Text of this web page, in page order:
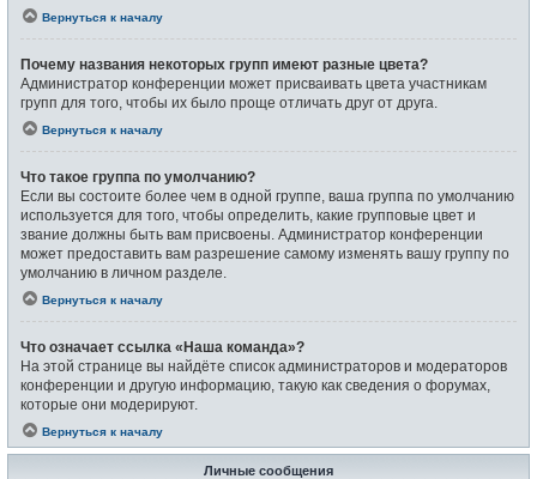
Вернуться к началу
Почему названия некоторых групп имеют разные цвета?
Администратор конференции может присваивать цвета участникам
групп для того, чтобы их было проще отличать друг от друга.
Вернуться к началу
Что такое группа по умолчанию?
Если вы состоите более чем в одной группе, ваша группа по умолчанию
используется для того, чтобы определить, какие групповые цвет и
звание должны быть вам присвоены. Администратор конференции
может предоставить вам разрешение самому изменять вашу группу по
умолчанию в личном разделе.
Вернуться к началу
Что означает ссылка «Наша команда»?
На этой странице вы найдёте список администраторов и модераторов
конференции и другую информацию, такую как сведения о форумах,
которые они модерируют.
Вернуться к началу
Личные сообщения